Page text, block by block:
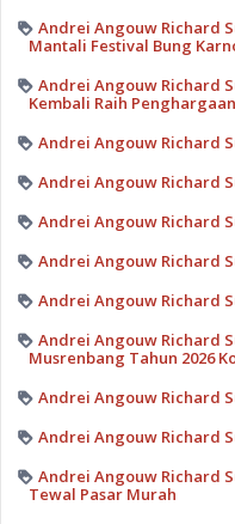
Andrei Angouw Richard
Mantali Festival Bung
Andrei Angouw Richard
Kembali Raih Penghargaan
Andrei Angouw Richard
Andrei Angouw Richard
Andrei Angouw Richard
Andrei Angouw Richard
Andrei Angouw Richard
Andrei Angouw Richard
Musrenbang Tahun 2026
Andrei Angouw Richard
Andrei Angouw Richard
Andrei Angouw Richard
Tewal Pasar Murah